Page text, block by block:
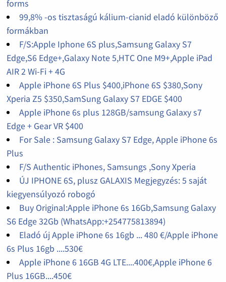
forms
99,8% -os tisztaságú kálium-cianid eladó különböző
formákban
F/S:Apple Iphone 6S plus,Samsung Galaxy S7
Edge,S6 Edge+,Galaxy Note 5,HTC One M9+,Apple iPad
AIR 2 Wi-Fi + 4G
Apple iPhone 6S Plus $400,iPhone 6S $380,Sony
Xperia Z5 $350,SamSung Galaxy S7 EDGE $400
Apple iPhone 6s plus 128GB/samsung Galaxy s7
Edge + Gear VR $400
For Sale : Samsung Galaxy S7 Edge, Apple iPhone 6s
Plus
F/S Authentic iPhones, Samsungs ,Sony Xperia
ÚJ IPHONE 6S, plusz GALAXIS Megjegyzés: 5 saját
kiegyensúlyozó robogó
Buy Original:Apple iPhone 6s 16Gb,Samsung Galaxy
S6 Edge 32Gb (WhatsApp:+254775813894)
Eladó új Apple iPhone 6s 16gb ... 480 €/Apple iPhone
6s Plus 16gb ....530€
Apple iPhone 6 16GB 4G LTE....400€,Apple iPhone 6
Plus 16GB....450€